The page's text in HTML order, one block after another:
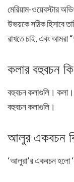
মেরিয়াম-ওয়েবস্টার
উভয়কে সঠিক হিসাবে
রাখতে চাই, এবং আমরা
কলার বহুবচন
বহুবচন কলাগুলি।
বহুবচন কলাগুলি।
আলুর একবচন
‘আলুরা’র একবচন হলো